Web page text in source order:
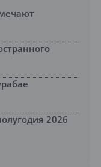
2026